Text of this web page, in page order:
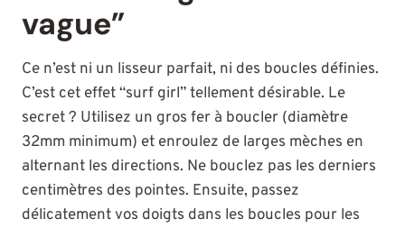
vague”
Ce n’est ni un lisseur parfait, ni des boucles définies.
C’est cet effet “surf girl” tellement désirable. Le
secret ? Utilisez un gros fer à boucler (diamètre
32mm minimum) et enroulez de larges mèches en
alternant les directions. Ne bouclez pas les derniers
centimètres des pointes. Ensuite, passez
délicatement vos doigts dans les boucles pour les